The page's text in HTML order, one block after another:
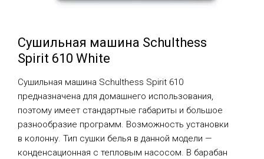
Сушильная машина Schulthess
Spirit 610 White
Сушильная машина Schulthess Spirit 610
предназначена для домашнего использования,
поэтому имеет стандартные габариты и большое
разнообразие программ. Возможность установки
в колонну. Тип сушки белья в данной модели —
конденсационная с тепловым насосом. В барабан